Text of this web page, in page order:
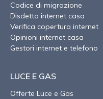
Codice di migrazione
Disdetta internet casa
Verifica copertura internet
Opinioni internet casa
Gestori internet e telefono
LUCE E GAS
Offerte Luce e Gas